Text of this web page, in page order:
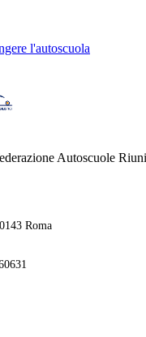
l'autoscuola
Autoscuole
Roma